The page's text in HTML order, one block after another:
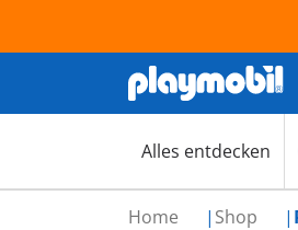
Alles entdecken
Home Shop